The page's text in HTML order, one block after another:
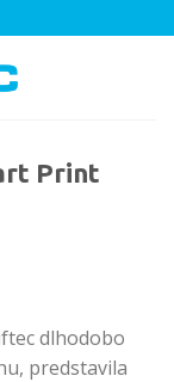
Print
dlhodobo
predstavila